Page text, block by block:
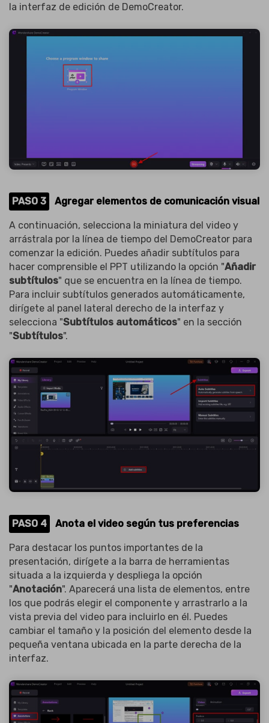
la interfaz de edición de DemoCreator.
PASO 3 Agregar elementos de comunicación visual
A continuación, selecciona la miniatura del video y
arrástrala por la línea de tiempo del DemoCreator para
comenzar la edición. Puedes añadir subtítulos para
hacer comprensible el PPT utilizando la opción "Añadir
subtítulos" que se encuentra en la línea de tiempo.
Para incluir subtítulos generados automáticamente,
dirígete al panel lateral derecho de la interfaz y
selecciona "Subtítulos automáticos" en la sección
"Subtítulos".
PASO 4 Anota el video según tus preferencias
Para destacar los puntos importantes de la
presentación, dirígete a la barra de herramientas
situada a la izquierda y despliega la opción
"Anotación". Aparecerá una lista de elementos, entre
los que podrás elegir el componente y arrastrarlo a la
vista previa del video para incluirlo en él. Puedes
cambiar el tamaño y la posición del elemento desde la
pequeña ventana ubicada en la parte derecha de la
interfaz.